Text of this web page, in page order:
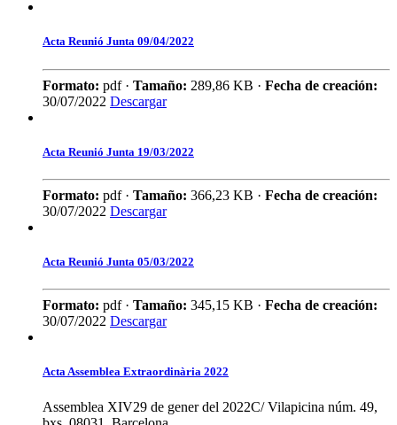
Acta Reunió Junta 09/04/2022
Formato: pdf · Tamaño: 289,86 KB · Fecha de creación:
30/07/2022 Descargar
Acta Reunió Junta 19/03/2022
Formato: pdf · Tamaño: 366,23 KB · Fecha de creación:
30/07/2022 Descargar
Acta Reunió Junta 05/03/2022
Formato: pdf · Tamaño: 345,15 KB · Fecha de creación:
30/07/2022 Descargar
Acta Assemblea Extraordinària 2022
Assemblea XIV29 de gener del 2022C/ Vilapicina núm. 49,